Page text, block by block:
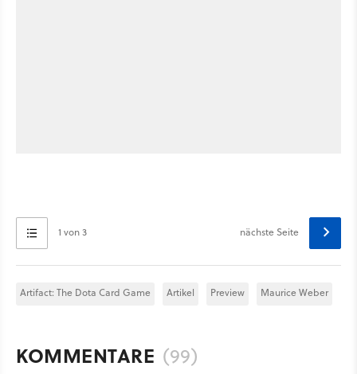
1 von 3 nächste Seite
Artifact: The Dota Card Game Artikel Preview Maurice Weber
KOMMENTARE (99)